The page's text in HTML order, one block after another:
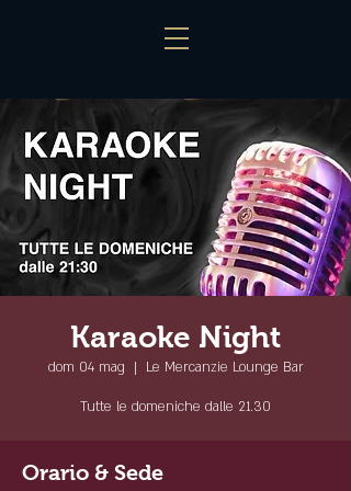
Karaoke Night
dom 04 mag
  |
Le Mercanzie Lounge Bar
Tutte le domeniche dalle 21.30
Orario & Sede